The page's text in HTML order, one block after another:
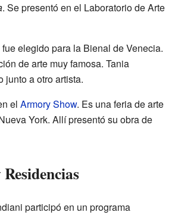
. Se presentó en el Laboratorio de Arte
elegido para la Bienal de Venecia.
de arte muy famosa. Tania
junto a otro artista.
el Armory Show. Es una feria de arte
York. Allí presentó su obra de
participó en un programa